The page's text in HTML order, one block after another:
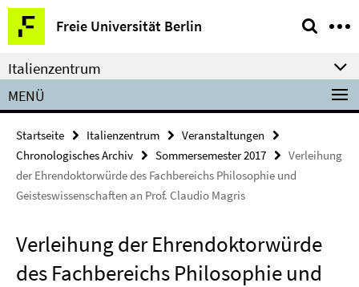
Springe
direkt
zu
Inhalt
Freie Universität Berlin
Service-
Navigation
Italienzentrum
MENÜ
Startseite Italienzentrum
Veranstaltungen
Chronologisches Archiv
Sommersemester 2017
Verleihung
der Ehrendoktorwürde des Fachbereichs Philosophie und
Geisteswissenschaften an Prof. Claudio Magris
Verleihung der Ehrendoktorwürde
des Fachbereichs Philosophie und